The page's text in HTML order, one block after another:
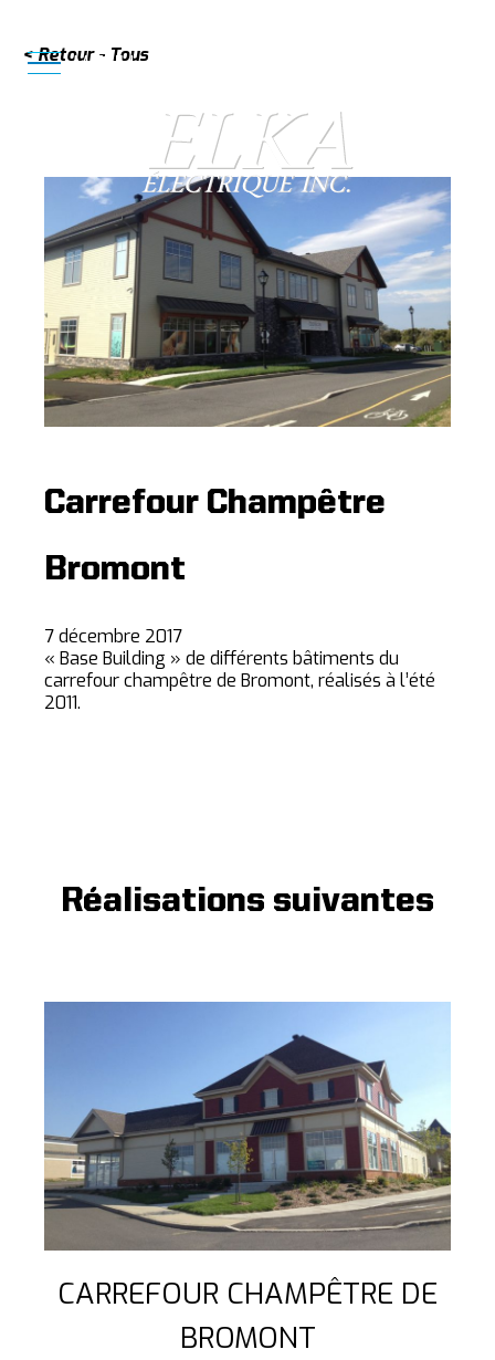
MENU
< Retour - Tous
Carrefour Champêtre
Bromont
7 décembre 2017
« Base Building » de différents bâtiments du
carrefour champêtre de Bromont, réalisés à l’été
2011.
Réalisations suivantes
CARREFOUR CHAMPÊTRE DE
BROMONT